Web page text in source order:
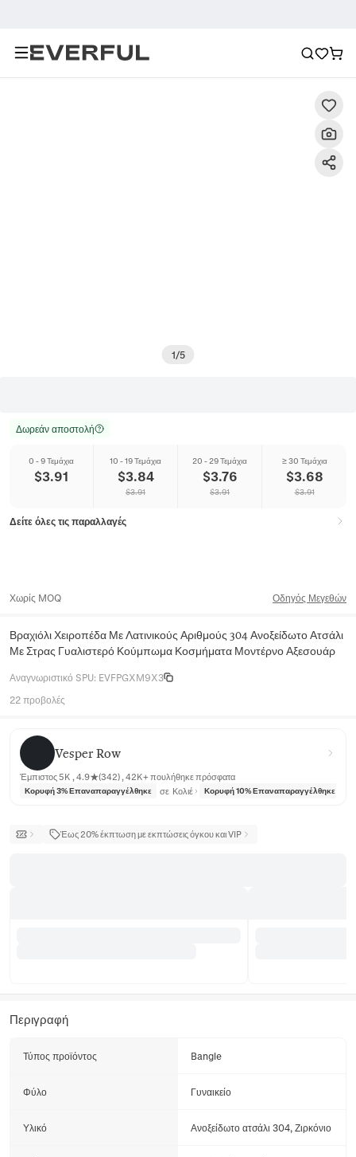
1/5
Δωρεάν αποστολή
0 - 9 Τεμάχια
$3.91
10 - 19 Τεμάχια
$3.84
$3.91
20 - 29 Τεμάχια
$3.76
$3.91
≥ 30 Τεμάχια
$3.68
$3.91
Δείτε όλες τις παραλλαγές
Χωρίς MOQ Οδηγός Μεγεθών
Βραχιόλι Χειροπέδα Με Λατινικούς Αριθμούς 304 Ανοξείδωτο Ατσάλι
Με Στρας Γυαλιστερό Κούμπωμα Κοσμήματα Μοντέρνο Αξεσουάρ
Αναγνωριστικό SPU: EVFPGXM9X3
22 προβολές
Vesper Row
Vesper Row
Έμπιστος 5K , 4.9★(342) , 42K+ πουλήθηκε πρόσφατα
Κορυφή 3% Επαναπαραγγέλθηκε σε Κολιέ Κορυφή 10% Επαναπαραγγέλθηκε
Έως 20% έκπτωση με εκπτώσεις όγκου και VIP
Περιγραφή
Τύπος προϊόντος Bangle
Φύλο Γυναικείο
Υλικό Ανοξείδωτο ατσάλι 304, Ζιρκόνιο